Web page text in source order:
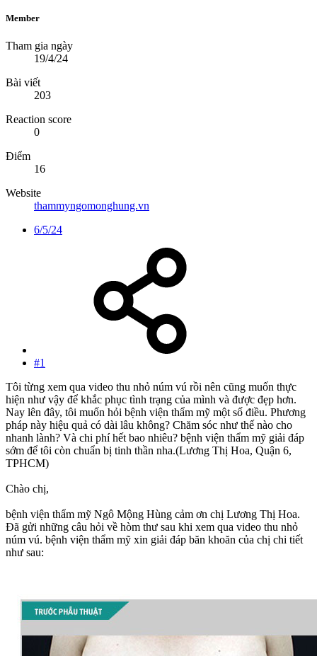
Member
Tham gia ngày
19/4/24
Bài viết
203
Reaction score
0
Điểm
16
Website
thammyngomonghung.vn
6/5/24
#1
Tôi từng xem qua video thu nhỏ núm vú rồi nên cũng muốn thực
hiện như vậy để khắc phục tình trạng của mình và được đẹp hơn.
Nay lên đây, tôi muốn hỏi bệnh viện thẩm mỹ một số điều. Phương
pháp này hiệu quả có dài lâu không? Chăm sóc như thế nào cho
nhanh lành? Và chi phí hết bao nhiêu? bệnh viện thẩm mỹ giải đáp
sớm để tôi còn chuẩn bị tinh thần nha.(Lương Thị Hoa, Quận 6,
TPHCM)
Chào chị,
bệnh viện thẩm mỹ Ngô Mộng Hùng cảm ơn chị Lương Thị Hoa.
Đã gửi những câu hỏi về hòm thư sau khi xem qua video thu nhỏ
núm vú. bệnh viện thẩm mỹ xin giải đáp băn khoăn của chị chi tiết
như sau: